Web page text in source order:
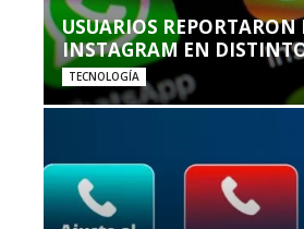
USUARIOS REPORTARON
INSTAGRAM EN
TECNOLOGÍA